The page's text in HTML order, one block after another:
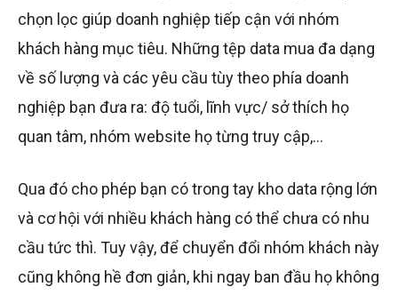
chọn lọc giúp doanh nghiệp tiếp cận với nhóm
khách hàng mục tiêu. Những tệp data mua đa dạng
về số lượng và các yêu cầu tùy theo phía doanh
nghiệp bạn đưa ra: độ tuổi, lĩnh vực/ sở thích họ
quan tâm, nhóm website họ từng truy cập,…
Qua đó cho phép bạn có trong tay kho data rộng lớn
và cơ hội với nhiều khách hàng có thể chưa có nhu
cầu tức thì. Tuy vậy, để chuyển đổi nhóm khách này
cũng không hề đơn giản, khi ngay ban đầu họ không